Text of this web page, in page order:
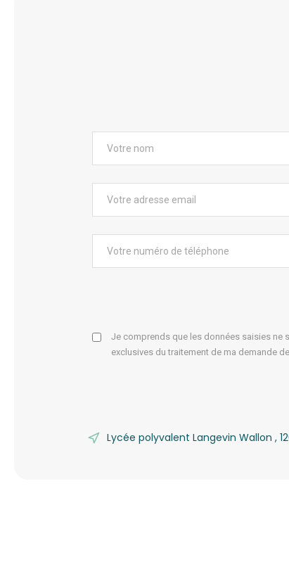
Je comprends que les données saisies ne
exclusives du traitement de ma demande
Lycée polyvalent Langevin Wallon ,